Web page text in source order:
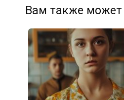
Вам также может